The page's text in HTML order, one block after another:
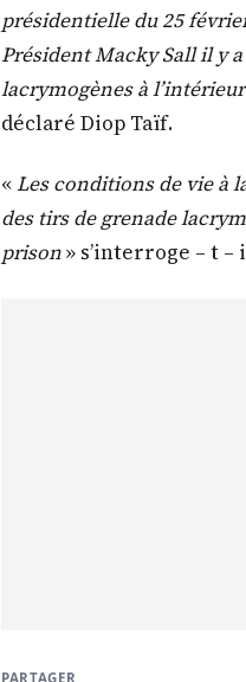
présidentielle du 25
Président Macky Sall il y
lacrymogènes à
déclaré Diop Taïf.
«Les conditions de vie à
des tirs de grenade
prison» s’interroge – t –
PARTAGER